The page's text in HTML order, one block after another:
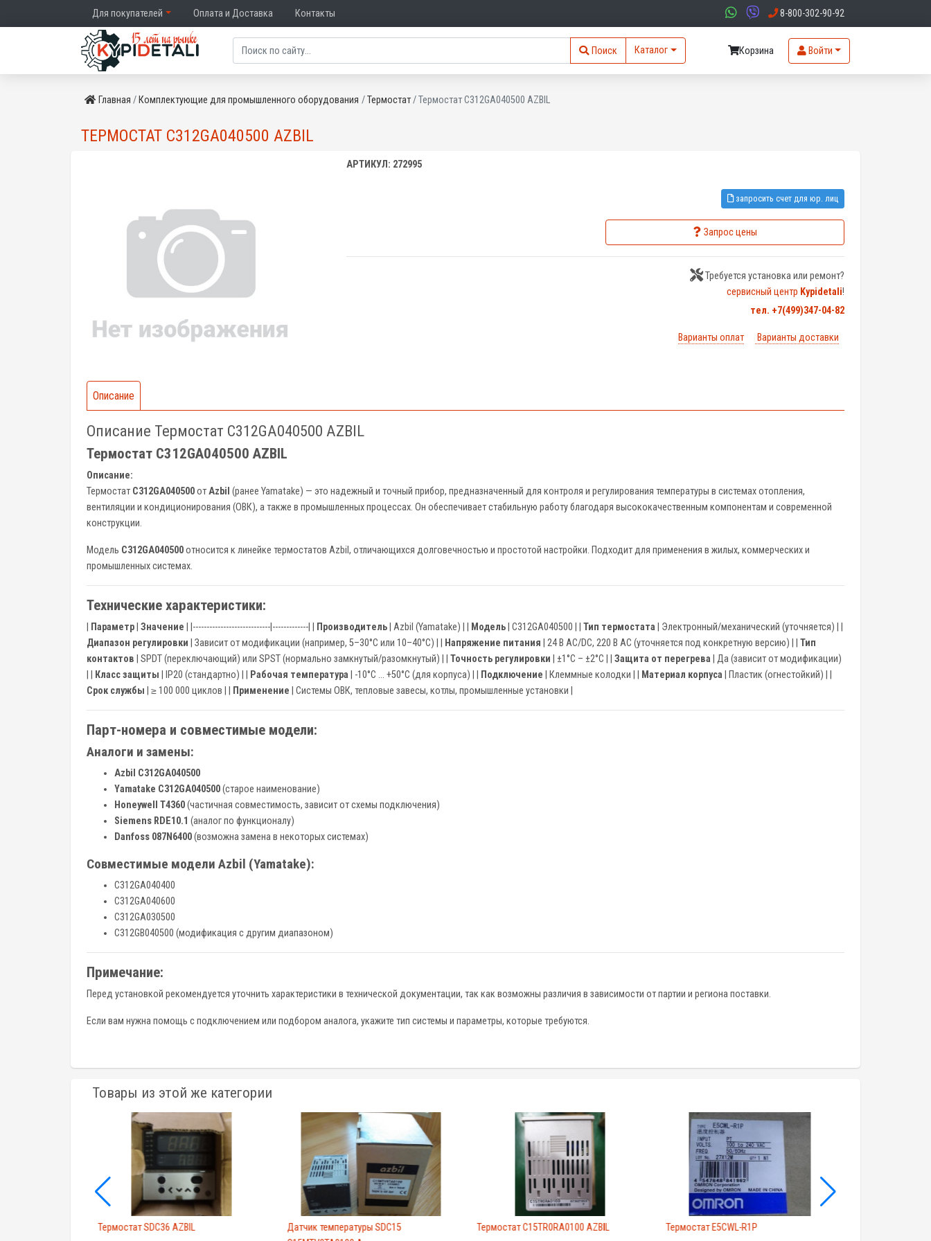
Для покупателей Оплата и Доставка Контакты 8-800-302-90-92
Поиск Каталог Корзина Войти
Главная Комплектующие для промышленного оборудования Термостат Термостат C312GA040500 AZBIL
ТЕРМОСТАТ C312GA040500 AZBIL
АРТИКУЛ: 272995
запросить счет для юр. лиц
Запрос цены
Требуется установка или ремонт?
сервисный центр Kypidetali!
тел. +7(499)347-04-82
Варианты оплат Варианты доставки
Описание
Описание Термостат C312GA040500 AZBIL
Термостат C312GA040500 AZBIL
Описание:
Термостат C312GA040500отAzbil (ранее Yamatake) — это надежный и точный прибор, предназначенный для контроля и регулирования температуры в системах отопления,
вентиляции и кондиционирования (ОВК), а также в промышленных процессах. Он обеспечивает стабильную работу благодаря высококачественным компонентам и современной
конструкции.
Модель C312GA040500относится к линейке термостатов Azbil, отличающихся долговечностью и простотой настройки. Подходит для применения в жилых, коммерческих и
промышленных системах.
Технические характеристики:
Параметр Значение | |----------------------------|-------------| | Производитель | Azbil (Yamatake) | | Модель | C312GA040500 | | Тип термостата | Электронный/механический (уточняется) | |
Диапазон регулировки | Зависит от модификации (например, 5–30°C или 10–40°C) | | Напряжение питания | 24 В AC/DC, 220 В AC (уточняется под конкретную версию) | | Тип
контактов | SPDT (переключающий) или SPST (нормально замкнутый/разомкнутый) | | Точность регулировки | ±1°C – ±2°C | | Защита от перегрева | Да (зависит от модификации)
Класс защиты | IP20 (стандартно) | | Рабочая температура | -10°C … +50°C (для корпуса) | | Подключение | Клеммные колодки | | Материал корпуса | Пластик (огнестойкий) | |
Срок службы | ≥ 100 000 циклов | | Применение | Системы ОВК, тепловые завесы, котлы, промышленные установки |
Парт-номера и совместимые модели:
Аналоги и замены:
Azbil C312GA040500
Yamatake C312GA040500(старое наименование)
Honeywell T4360(частичная совместимость, зависит от схемы подключения)
Siemens RDE10.1 (аналог по функционалу)
Danfoss 087N6400(возможна замена в некоторых системах)
Совместимые модели Azbil (Yamatake):
C312GA040400
C312GA040600
C312GA030500
C312GB040500 (модификация с другим диапазоном)
Примечание:
Перед установкой рекомендуется уточнить характеристики в технической документации, так как возможны различия в зависимости от партии и региона поставки.
Если вам нужна помощь с подключением или подбором аналога, укажите тип системы и параметры, которые требуются.
Товары из этой же категории
Термостат SDC36 AZBIL
Датчик температуры SDC15
Термостат C15TR0RA0100 AZBIL Термостат E5CWL-R1P